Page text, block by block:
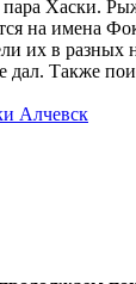
пара Хаски.
на имена
их в разных
дал. Также
Алчевск